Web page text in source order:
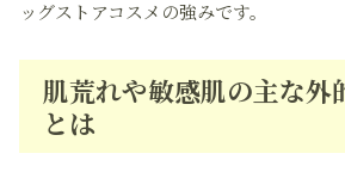
ッグストアコスメの強みです。
肌荒れや敏感肌の主な外
とは